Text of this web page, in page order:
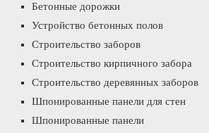
Бетонные дорожки
Устройство бетонных полов
Строительство заборов
Строительство кирпичного забора
Строительство деревянных заборов
Шпонированные панели для стен
Шпонированные панели